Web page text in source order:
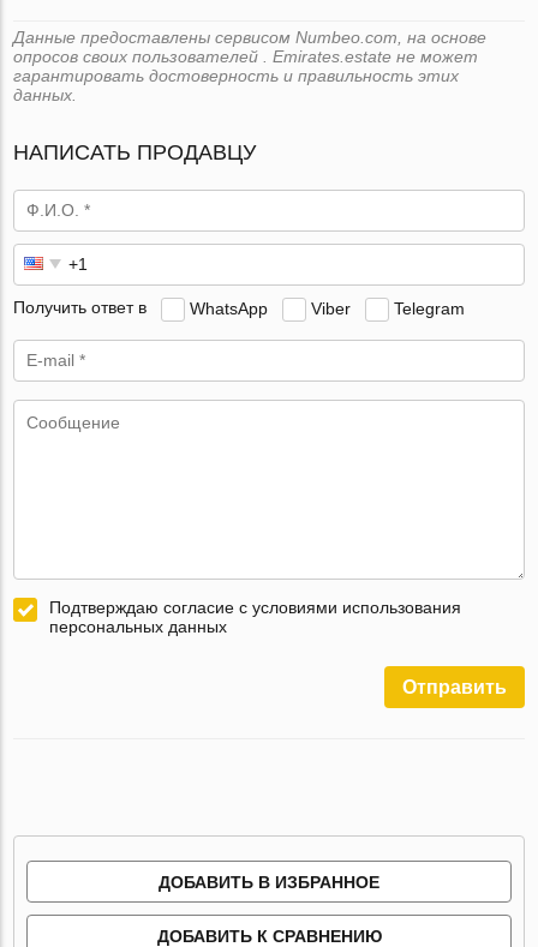
Данные предоставлены сервисом Numbeo.com, на основе
опросов своих пользователей . Emirates.estate не может
гарантировать достоверность и правильность этих
данных.
НАПИСАТЬ ПРОДАВЦУ
Получить ответ в WhatsApp Viber Telegram
Подтверждаю согласие с условиями использования
персональных данных
Отправить
ДОБАВИТЬ В ИЗБРАННОЕ
ДОБАВИТЬ К СРАВНЕНИЮ